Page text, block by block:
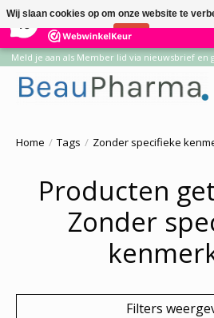
14 Reviews
Meld je aan als Member lid via nieuwsbrief
Home / Tags / Zonder specifieke
Producten
Zonder
Filters
Wij slaan cookies op om onze website te
Nee